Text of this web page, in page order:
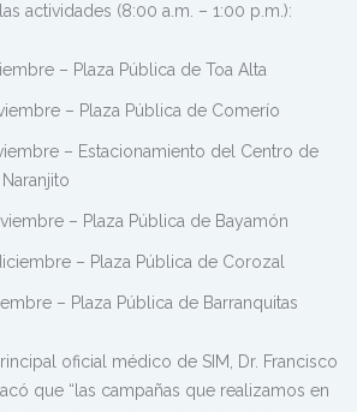
actividades (8:00 a.m. – 1:00 p.m.):
– Plaza Pública de Toa Alta
– Plaza Pública de Comerío
– Estacionamiento del Centro de
– Plaza Pública de Bayamón
– Plaza Pública de Corozal
– Plaza Pública de Barranquitas
oficial médico de SIM, Dr. Francisco
que “las campañas que realizamos en